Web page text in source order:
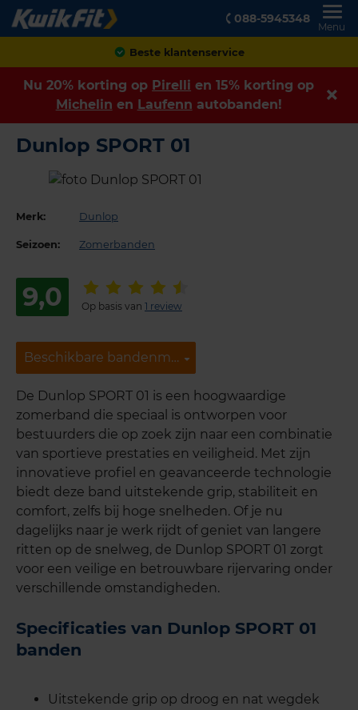
088-5945348
Menu
Beste klantenservice
Nu 20% korting op Pirelli en 15% korting op
Michelin en Laufenn autobanden!
Dunlop SPORT 01
Merk: Dunlop
Seizoen: Zomerbanden
9,0 Op basis van 1 review
Beschikbare bandenmaten
Beschikbare bandenmaten
De Dunlop SPORT 01 is een hoogwaardige
zomerband die speciaal is ontworpen voor
bestuurders die op zoek zijn naar een combinatie
van sportieve prestaties en veiligheid. Met zijn
innovatieve profiel en geavanceerde technologie
biedt deze band uitstekende grip, stabiliteit en
comfort, zelfs bij hoge snelheden. Of je nu
dagelijks naar je werk rijdt of geniet van langere
ritten op de snelweg, de Dunlop SPORT 01 zorgt
voor een veilige en betrouwbare rijervaring onder
verschillende omstandigheden.
Specificaties van Dunlop SPORT 01
banden
Uitstekende grip op droog en nat wegdek